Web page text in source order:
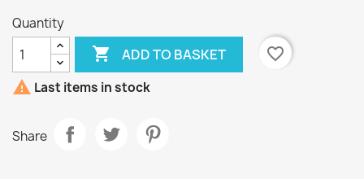
Quantity
 ADD TO BASKET
favorite_border
 Last items in stock
Share